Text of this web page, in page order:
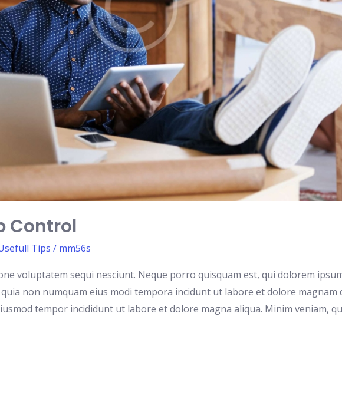
Control
Tips / mm56s
voluptatem sequi nesciunt. Neque porro quisquam est, qui dolorem
non numquam eius modi tempora incidunt ut labore et dolore magnam
tempor incididunt ut labore et dolore magna aliqua. Minim veniam,